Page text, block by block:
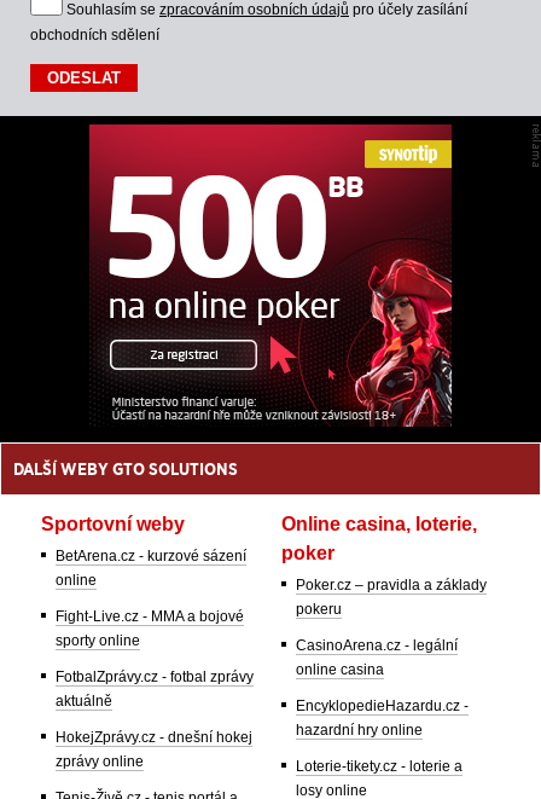
Souhlasím se zpracováním osobních údajů pro účely zasílání
obchodních sdělení
DALŠÍ WEBY GTO SOLUTIONS
Sportovní weby
BetArena.cz - kurzové sázení
online
Fight-Live.cz - MMA a bojové
sporty online
FotbalZprávy.cz - fotbal zprávy
aktuálně
HokejZprávy.cz - dnešní hokej
zprávy online
Online casina, loterie,
poker
Poker.cz – pravidla a základy
pokeru
CasinoArena.cz - legální
online casina
EncyklopedieHazardu.cz -
hazardní hry online
Loterie-tikety.cz - loterie a
losy online